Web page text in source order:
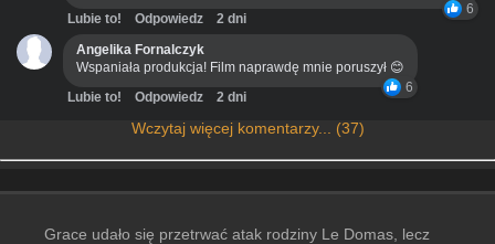
6
Lubie to! Odpowiedz
2 dni
Angelika Fornalczyk
Wspaniała produkcja! Film naprawdę mnie poruszył 😊
6
Lubie to! Odpowiedz 2 dni
Wczytaj więcej komentarzy... (37)
Grace udało się przetrwać atak rodziny Le Domas, lecz